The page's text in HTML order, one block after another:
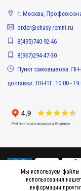
г. Москва,
order@chasy-remni.ru
8(495)740-92-46
8(967)294-47-30
Пункт самовывоза: ПН-
доставки: ПН-ПТ: 10:00 -
Мы используем файлы
использования
информации